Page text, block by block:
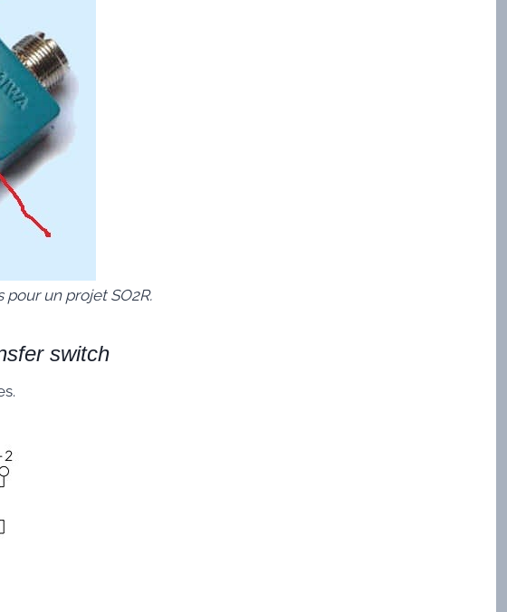
un projet SO2R.
switch